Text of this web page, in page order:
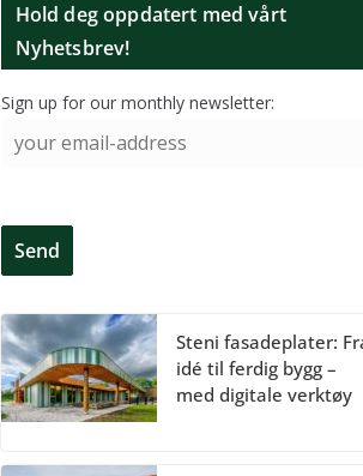
Hold deg oppdatert med vårt
Nyhetsbrev!
Sign up for our monthly newsletter:
Steni fasadeplater:
idé til ferdig bygg –
med digitale verktøy